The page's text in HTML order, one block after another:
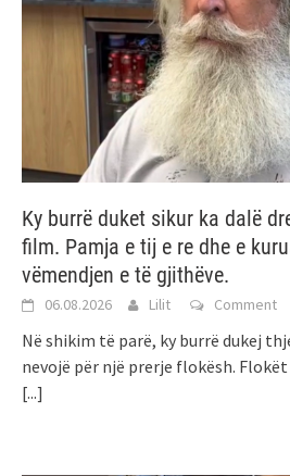
Ky burrë duket sikur ka dalë
film. Pamja e tij e re dhe e
vëmendjen e të gjithëve.
06.08.2026 Lilit Comment
Në shikim të parë, ky burrë dukej
nevojë për një prerje flokësh.
[...]